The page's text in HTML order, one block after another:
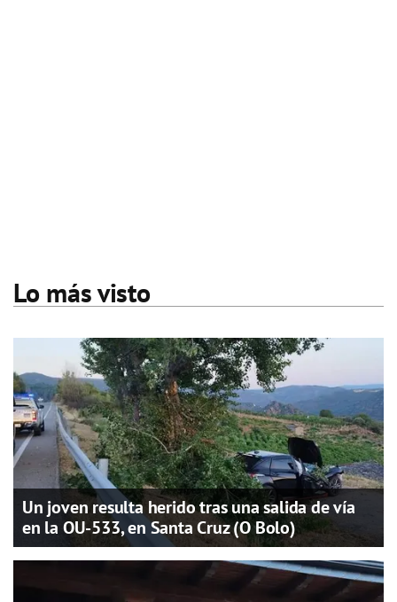
Lo más visto
Un joven resulta herido tras una salida de vía
en la OU-533, en Santa Cruz (O Bolo)